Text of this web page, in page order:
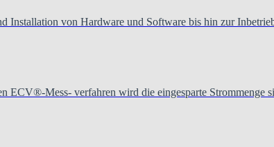
Installation von Hardware und Software bis hin zur
ECV®-Mess- verfahren wird die eingesparte Strommenge